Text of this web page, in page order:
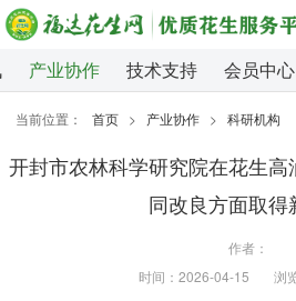
产业协作 技术支持 会员中心
当前位置： 首页 > 产业协作 > 科研机构
开封市农林科学研究院在花生
同改良方面取得
作者：
时间：2026-04-15
浏